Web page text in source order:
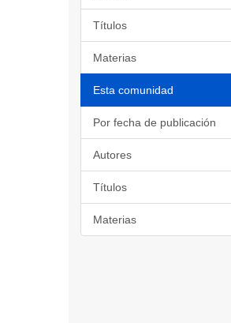
Títulos
Materias
Esta comunidad
Por fecha de publicación
Autores
Títulos
Materias